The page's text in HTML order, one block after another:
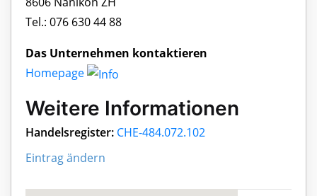
Tel.: 076 630 44 88
Das Unternehmen kontaktieren
Homepage
Weitere Informationen
Handelsregister: CHE-484.072.102
Eintrag ändern